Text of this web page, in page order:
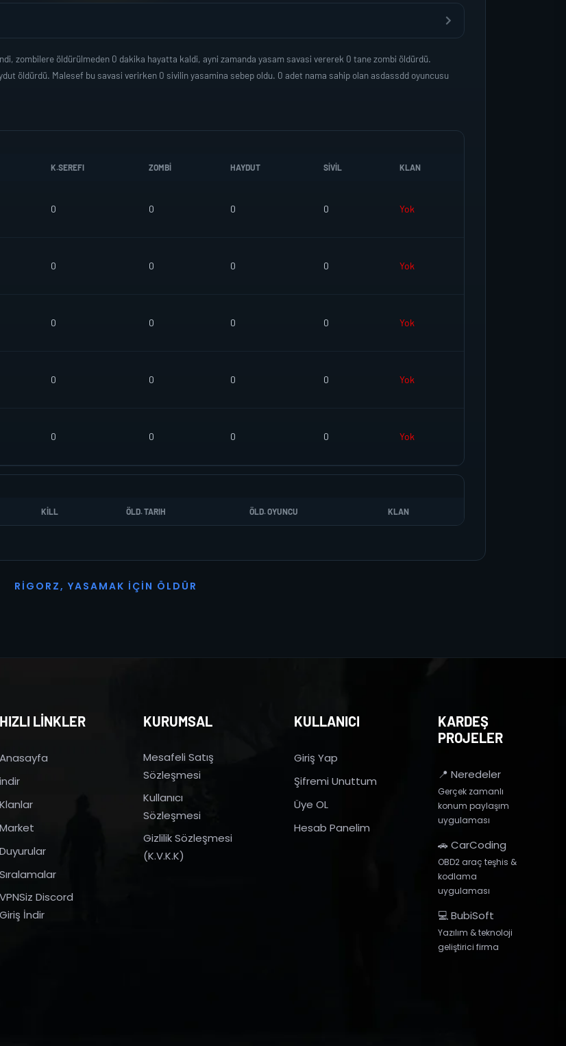
zombilere öldürülmeden 0 dakika hayatta kaldi, ayni zamanda yasam savasi vererek 0 tane zombi öldürdü.
öldürdü. Malesef bu savasi verirken 0 sivilin yasamina sebep oldu. 0 adet nama sahip olan asdassdd oyuncusu
K.SEREFI ZOMBI HAYDUT SIVIL KLAN
0 0 0 0 Yok
0 0 0 0 Yok
0 0 0 0 Yok
0 0 0 0 Yok
0 0 0 0 Yok
KILL ÖLD. TARIH ÖLD. OYUNCU KLAN
R I G O R Z, YASAMAK İ ÇI N Ö L D Ü R
HIZLI LİNKLER
Anasayfa
indir
Klanlar
Market
Duyurular
Sıralamalar
VPNSiz Discord
Giriş İndir
KURUMSAL
Mesafeli Satış
Sözleşmesi
Kullanıcı
Sözleşmesi
Gizlilik Sözleşmesi
(K.V.K.K)
KULLANICI
Giriş Yap
Şifremi Unuttum
Üye OL
Hesab Panelim
KARDEŞ
PROJELER
📍 Neredeler
Gerçek zamanlı
konum paylaşım
uygulaması
🚗 CarCoding
OBD2 araç teşhis &
kodlama
uygulaması
💻 BubiSoft
Yazılım & teknoloji
geliştirici firma